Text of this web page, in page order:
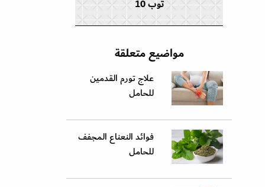
توب 10
مواضيع متعلقة
علاج تورم القدمين
للحامل
فوائد النعناع المجفف
للحامل